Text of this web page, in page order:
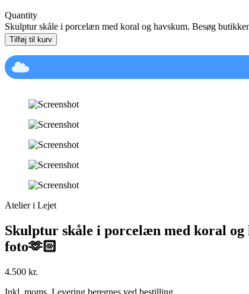
Quantity
Skulptur skåle i porcelæn med koral og havskum. Besøg
Tilføj til kurv
Atelier i Lejet
Skulptur skåle i porcelæn med koral og
foto🫶🏻
4.500 kr.
Inkl. moms. Levering beregnes ved bestilling